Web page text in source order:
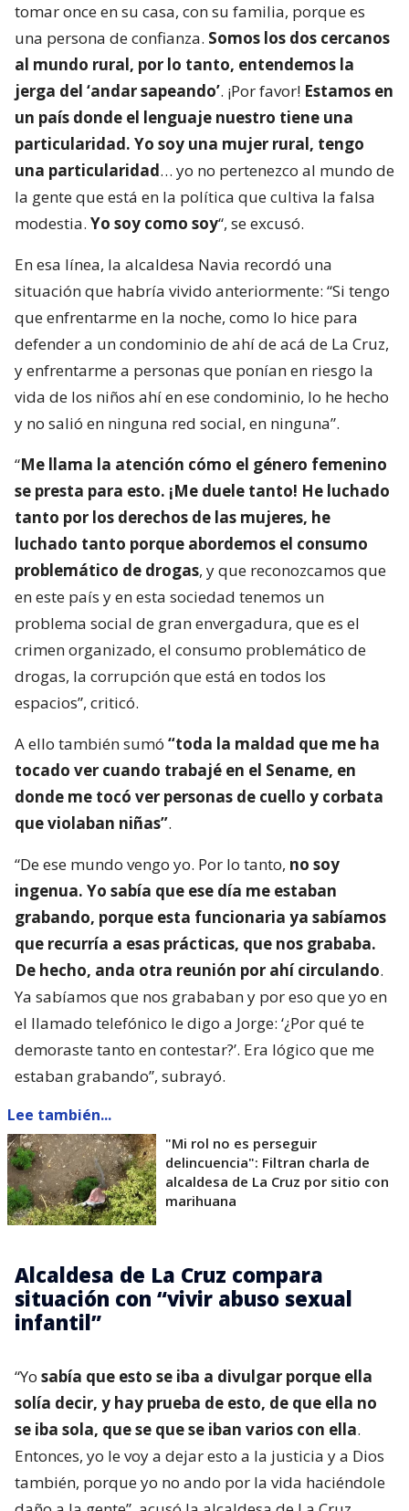
tomar once en su casa, con su familia, porque es
una persona de confianza. Somos los dos cercanos
al mundo rural, por lo tanto, entendemos la
jerga del ‘andar sapeando’. ¡Por favor! Estamos en
un país donde el lenguaje nuestro tiene una
particularidad. Yo soy una mujer rural, tengo
una particularidad… yo no pertenezco al mundo de
la gente que está en la política que cultiva la falsa
modestia. Yo soy como soy“, se excusó.
En esa línea, la alcaldesa Navia recordó una
situación que habría vivido anteriormente: “Si tengo
que enfrentarme en la noche, como lo hice para
defender a un condominio de ahí de acá de La Cruz,
y enfrentarme a personas que ponían en riesgo la
vida de los niños ahí en ese condominio, lo he hecho
y no salió en ninguna red social, en ninguna”.
“Me llama la atención cómo el género femenino
se presta para esto. ¡Me duele tanto! He luchado
tanto por los derechos de las mujeres, he
luchado tanto porque abordemos el consumo
problemático de drogas, y que reconozcamos que
en este país y en esta sociedad tenemos un
problema social de gran envergadura, que es el
crimen organizado, el consumo problemático de
drogas, la corrupción que está en todos los
espacios”, criticó.
A ello también sumó “toda la maldad que me ha
tocado ver cuando trabajé en el Sename, en
donde me tocó ver personas de cuello y corbata
que violaban niñas”.
“De ese mundo vengo yo. Por lo tanto, no soy
ingenua. Yo sabía que ese día me estaban
grabando, porque esta funcionaria ya sabíamos
que recurría a esas prácticas, que nos grababa.
De hecho, anda otra reunión por ahí circulando.
Ya sabíamos que nos grababan y por eso que yo en
el llamado telefónico le digo a Jorge: ‘¿Por qué te
demoraste tanto en contestar?’. Era lógico que me
estaban grabando”, subrayó.
Lee también...
"Mi rol no es perseguir
delincuencia": Filtran charla de
alcaldesa de La Cruz por sitio con
marihuana
Alcaldesa de La Cruz compara
situación con “vivir abuso sexual
infantil”
“Yo sabía que esto se iba a divulgar porque ella
solía decir, y hay prueba de esto, de que ella no
se iba sola, que se que se iban varios con ella.
Entonces, yo le voy a dejar esto a la justicia y a Dios
también, porque yo no ando por la vida haciéndole